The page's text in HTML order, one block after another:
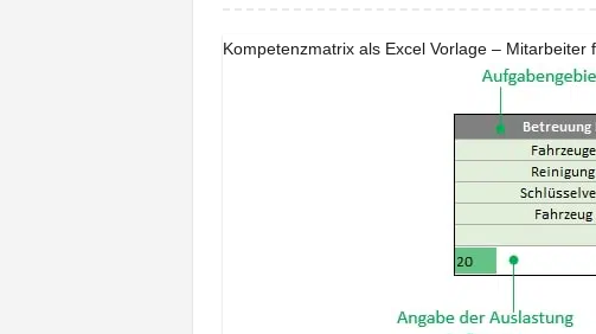
Kompetenzmatrix als Excel Vorlage – Mitarbeiter